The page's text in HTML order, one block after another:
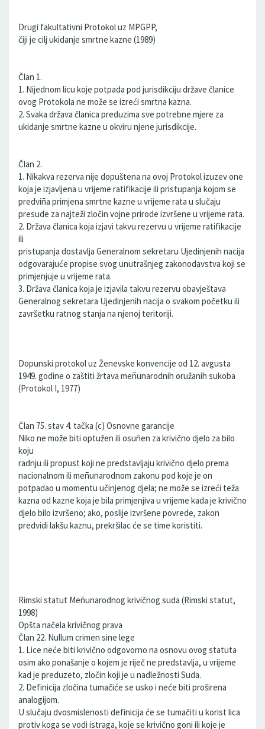
Drugi fakultativni Protokol uz MPGPP,
čiji je cilj ukidanje smrtne kazne (1989)
Član 1.
1. Nijednom licu koje potpada pod jurisdikciju države članice
ovog Protokola ne može se izreći smrtna kazna.
2. Svaka država članica preduzima sve potrebne mjere za
ukidanje smrtne kazne u okviru njene jurisdikcije.
Član 2.
1. Nikakva rezerva nije dopuštena na ovoj Protokol izuzev one
koja je izjavljena u vrijeme ratifikacije ili pristupanja kojom se
predviña primjena smrtne kazne u vrijeme rata u slučaju
presude za najteži zločin vojne prirode izvršene u vrijeme rata.
2. Država članica koja izjavi takvu rezervu u vrijeme ratifikacije
ili
pristupanja dostavlja Generalnom sekretaru Ujedinjenih nacija
odgovarajuće propise svog unutrašnjeg zakonodavstva koji se
primjenjuje u vrijeme rata.
3. Država članica koja je izjavila takvu rezervu obavještava
Generalnog sekretara Ujedinjenih nacija o svakom početku ili
završetku ratnog stanja na njenoj teritoriji.
Dopunski protokol uz Ženevske konvencije od 12. avgusta
1949. godine o zaštiti žrtava meñunarodnih oružanih sukoba
(Protokol I, 1977)
Član 75. stav 4. tačka (c) Osnovne garancije
Niko ne može biti optužen ili osuñen za krivično djelo za bilo
koju
radnju ili propust koji ne predstavljaju krivično djelo prema
nacionalnom ili meñunarodnom zakonu pod koje je on
potpadao u momentu učinjenog djela; ne može se izreći teža
kazna od kazne koja je bila primjenjiva u vrijeme kada je krivično
djelo bilo izvršeno; ako, poslije izvršene povrede, zakon
predvidi lakšu kaznu, prekršilac će se time koristiti.
Rimski statut Meñunarodnog krivičnog suda (Rimski statut,
1998)
Opšta načela krivičnog prava
Član 22. Nullum crimen sine lege
1. Lice neće biti krivično odgovorno na osnovu ovog statuta
osim ako ponašanje o kojem je riječ ne predstavlja, u vrijeme
kad je preduzeto, zločin koji je u nadležnosti Suda.
2. Definicija zločina tumačiće se usko i neće biti proširena
analogijom.
U slučaju dvosmislenosti definicija će se tumačiti u korist lica
protiv koga se vodi istraga, koje se krivično goni ili koje je